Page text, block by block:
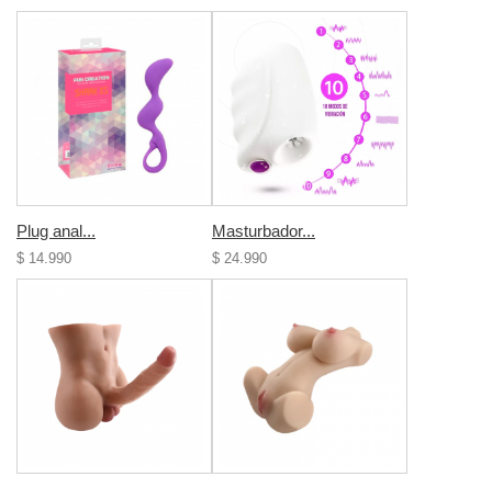
Plug anal...
$ 14.990
Masturbador...
$ 24.990